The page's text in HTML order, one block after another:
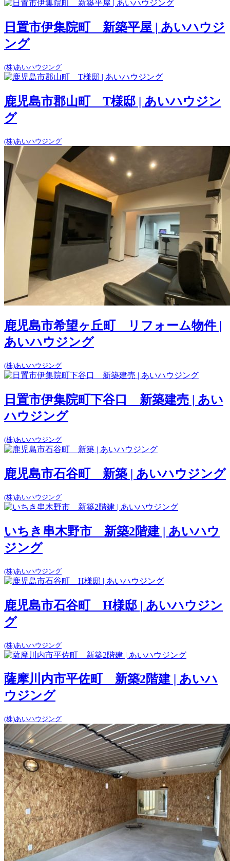
日置市伊集院町 新築平屋 | あいハウジ
ング
(株)あいハウジング
鹿児島市郡山町 T様邸 | あいハウジン
グ
(株)あいハウジング
鹿児島市希望ヶ丘町 リフォーム物件 |
あいハウジング
(株)あいハウジング
日置市伊集院町下谷口 新築建売 | あい
ハウジング
(株)あいハウジング
鹿児島市石谷町 新築 | あいハウジング
(株)あいハウジング
いちき串木野市 新築2階建 | あいハウ
ジング
(株)あいハウジング
鹿児島市石谷町 H様邸 | あいハウジン
グ
(株)あいハウジング
薩摩川内市平佐町 新築2階建 | あいハ
ウジング
(株)あいハウジング